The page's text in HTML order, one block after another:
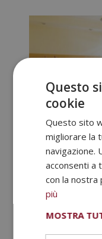
Yoga per
perfetta
Apr 15, 2024|
Lo yoga è uno
Questo
cookie
Questo sito
migliorare la
navigazione.
acconsenti a
con la nostra
più
MOSTRA